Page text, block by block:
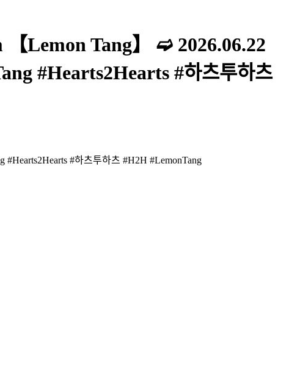
Lemon Tang】 ➫ 2026.06.22
#Hearts2Hearts #하츠투하츠
#Hearts2Hearts #하츠투하츠 #H2H #LemonTang